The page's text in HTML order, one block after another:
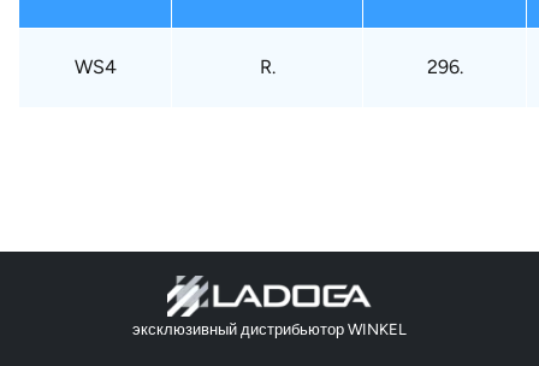
WS4 R. 296.
эксклюзивный дистрибьютор WINKEL